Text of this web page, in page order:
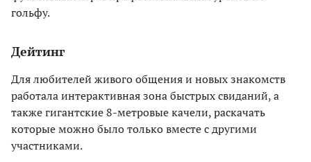
гольфу.
Дейтинг
Для любителей живого общения и новых знакомств
работала интерактивная зона быстрых свиданий, а
также гигантские 8-метровые качели, раскачать
которые можно было только вместе с другими
участниками.